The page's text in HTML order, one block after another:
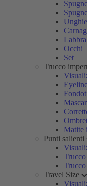
Unghie
Labbra
Occhi
Set
Trucco
Matite
Punti salienti
Travel Size